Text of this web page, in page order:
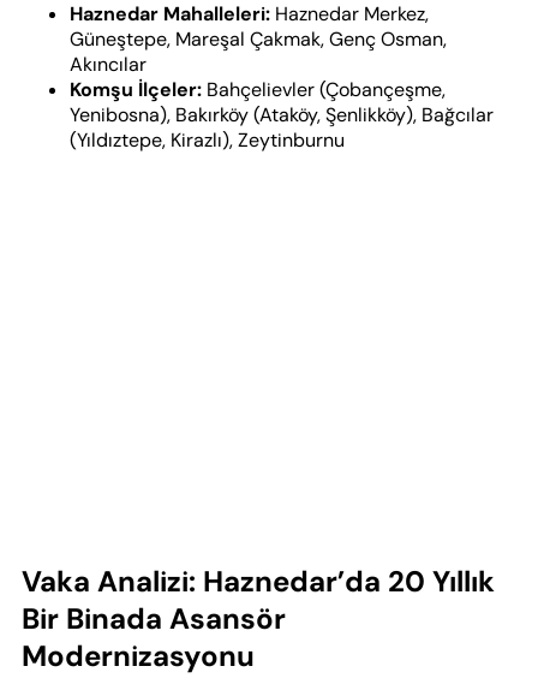
Haznedar Mahalleleri: Haznedar Merkez,
Güneştepe, Mareşal Çakmak, Genç Osman,
Akıncılar
Komşu İlçeler: Bahçelievler (Çobançeşme,
Yenibosna), Bakırköy (Ataköy, Şenlikköy), Bağcılar
(Yıldıztepe, Kirazlı), Zeytinburnu
Vaka Analizi: Haznedar’da 20 Yıllık
Bir Binada Asansör
Modernizasyonu